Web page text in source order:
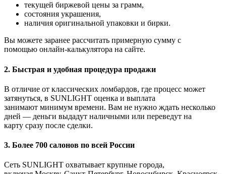
текущей биржевой цены за грамм,
состояния украшения,
наличия оригинальной упаковки и бирки.
Вы можете заранее рассчитать примерную сумму с
помощью онлайн-калькулятора на сайте.
2. Быстрая и удобная процедура продажи
В отличие от классических ломбардов, где процесс может
затянуться, в SUNLIGHT оценка и выплата
занимают минимум времени. Вам не нужно ждать несколько
дней — деньги выдадут наличными или переведут на
карту сразу после сделки.
3. Более 700 салонов по всей России
Сеть SUNLIGHT охватывает крупные города,